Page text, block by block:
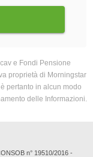
e Fondi Pensione
proprietà di Morningstar
pertanto in alcun modo
delle Informazioni.
n° 19510/2016 -